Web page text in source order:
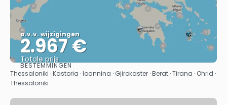
o.v.v. wijzigingen
2.967 €
Totale prijs
Bekijk
BESTEMMINGEN
Thessaloniki · Kastoria · Ioannina · Gjirokaster · Berat · Tirana · Ohrid ·
Thessaloniki